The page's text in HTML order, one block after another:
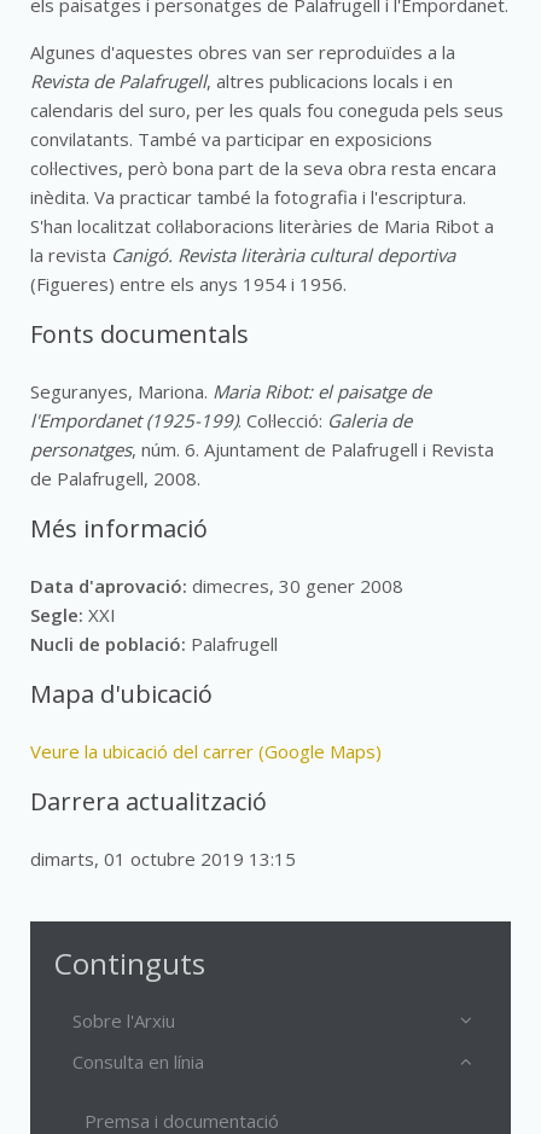
els paisatges i personatges de Palafrugell i l'Empordanet.
Algunes d'aquestes obres van ser reproduïdes a la
Revista de Palafrugell, altres publicacions locals i en
calendaris del suro, per les quals fou coneguda pels seus
convilatants. També va participar en exposicions
col·lectives, però bona part de la seva obra resta encara
inèdita. Va practicar també la fotografia i l'escriptura.
S'han localitzat col·laboracions literàries de Maria Ribot a
la revista Canigó. Revista literària cultural deportiva
(Figueres) entre els anys 1954 i 1956.
Fonts documentals
Seguranyes, Mariona. Maria Ribot: el paisatge de
l'Empordanet (1925-199). Col·lecció: Galeria de
personatges, núm. 6. Ajuntament de Palafrugell i Revista
de Palafrugell, 2008.
Més informació
Data d'aprovació: dimecres, 30 gener 2008
Segle: XXI
Nucli de població: Palafrugell
Mapa d'ubicació
Veure la ubicació del carrer (Google Maps)
Darrera actualització
dimarts, 01 octubre 2019 13:15
Continguts
Sobre l'Arxiu
Consulta en línia
Premsa i documentació